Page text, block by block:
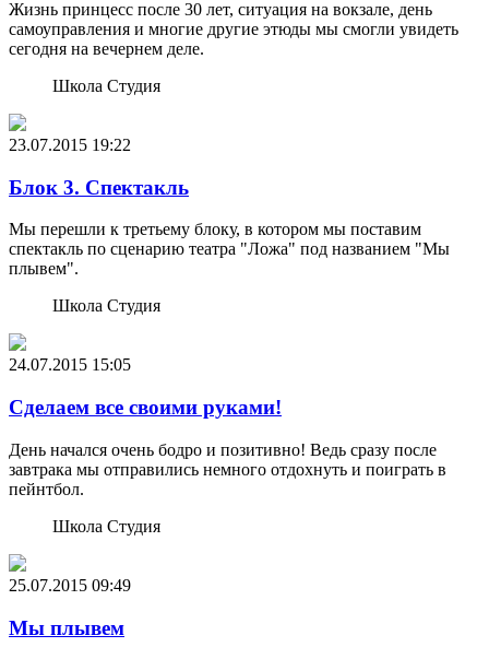
Жизнь принцесс после 30 лет, ситуация на вокзале, день
самоуправления и многие другие этюды мы смогли увидеть
сегодня на вечернем деле.
Школа Студия
23.07.2015 19:22
Блок 3. Спектакль
Мы перешли к третьему блоку, в котором мы поставим
спектакль по сценарию театра "Ложа" под названием "Мы
плывем".
Школа Студия
24.07.2015 15:05
Сделаем все своими руками!
День начался очень бодро и позитивно! Ведь сразу после
завтрака мы отправились немного отдохнуть и поиграть в
пейнтбол.
Школа Студия
25.07.2015 09:49
Мы плывем